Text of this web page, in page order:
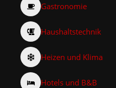
Gastronomie
Haushaltstechnik
Heizen und Klima
Hotels und B&B